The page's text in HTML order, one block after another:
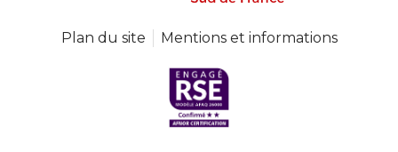
Plan du site Mentions et informations